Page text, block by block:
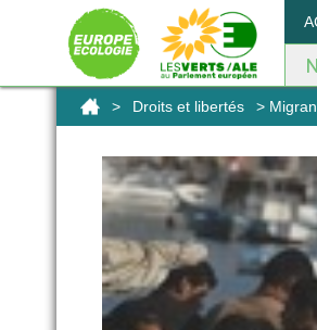
> Droits et libertés >
Panneau de gestion des cookies